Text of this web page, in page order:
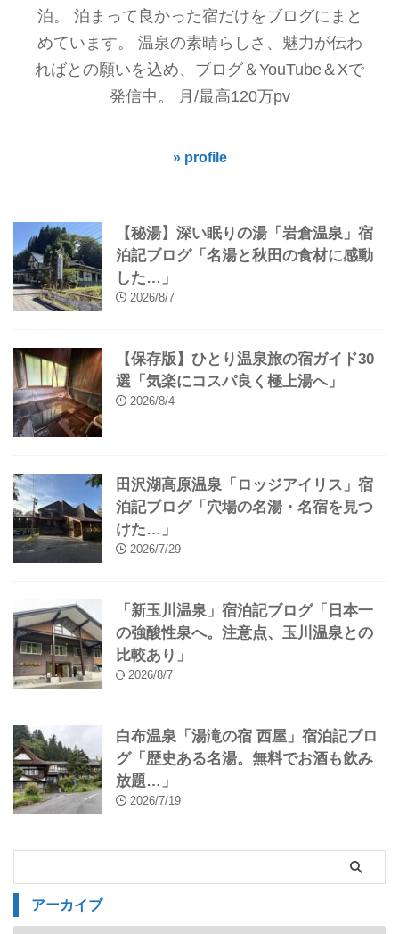
泊。 泊まって良かった宿だけをブログにまと
めています。 温泉の素晴らしさ、魅力が伝わ
ればとの願いを込め、ブログ＆YouTube＆Xで
発信中。 月/最高120万pv
» profile
【秘湯】深い眠りの湯「岩倉温泉」宿
泊記ブログ「名湯と秋田の食材に感動
した…」
2026/8/7
【保存版】ひとり温泉旅の宿ガイド30
選「気楽にコスパ良く極上湯へ」
2026/8/4
田沢湖高原温泉「ロッジアイリス」宿
泊記ブログ「穴場の名湯・名宿を見つ
けた…」
2026/7/29
「新玉川温泉」宿泊記ブログ「日本一
の強酸性泉へ。注意点、玉川温泉との
比較あり」
2026/8/7
白布温泉「湯滝の宿 西屋」宿泊記ブロ
グ「歴史ある名湯。無料でお酒も飲み
放題…」
2026/7/19
アーカイブ